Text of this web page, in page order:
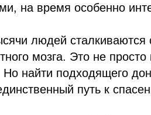
на время особенно
людей сталкиваются
мозга. Это не
Но найти подходящего
путь к